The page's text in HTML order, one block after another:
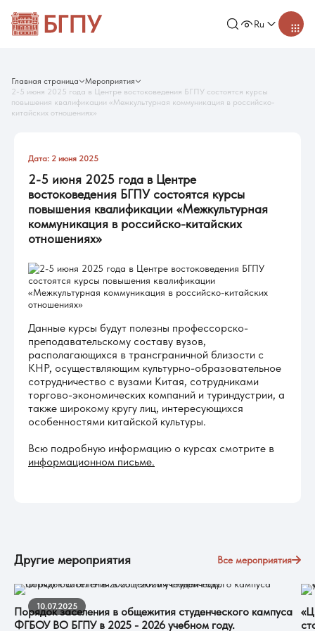
Ru
Главная страница
Мероприятия
2-5 июня 2025 года в Центре востоковедения БГПУ состоятся курсы
повышения квалификации «Межкультурная коммуникация в российско-
китайских отношениях»
Дата: 2 июня 2025
2-5 июня 2025 года в Центре
востоковедения БГПУ состоятся курсы
повышения квалификации «Межкультурная
коммуникация в российско-китайских
отношениях»
Данные курсы будут полезны профессорско-
преподавательскому составу вузов,
располагающихся в трансграничной близости с
КНР, осуществляющим культурно-образовательное
сотрудничество с вузами Китая, сотрудниками
торгово-экономических компаний и туриндустрии, а
также широкому кругу лиц, интересующихся
особенностями китайской культуры.
Всю подробную информацию о курсах смотрите в
информационном письме.
Другие мероприятия Все мероприятия
10.07.2025
Порядок заселения в общежития студенческого кампуса
ФГБОУ ВО БГПУ в 2025 - 2026 учебном году.